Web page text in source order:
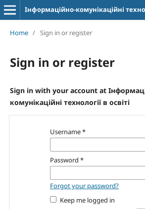
Інформаційно-комунікаційні
Home / Sign in or register
Sign in or register
Sign in with your account at
комунікаційні технології в освіті
Username*
Password *
Forgot your password?
Keep me logged in